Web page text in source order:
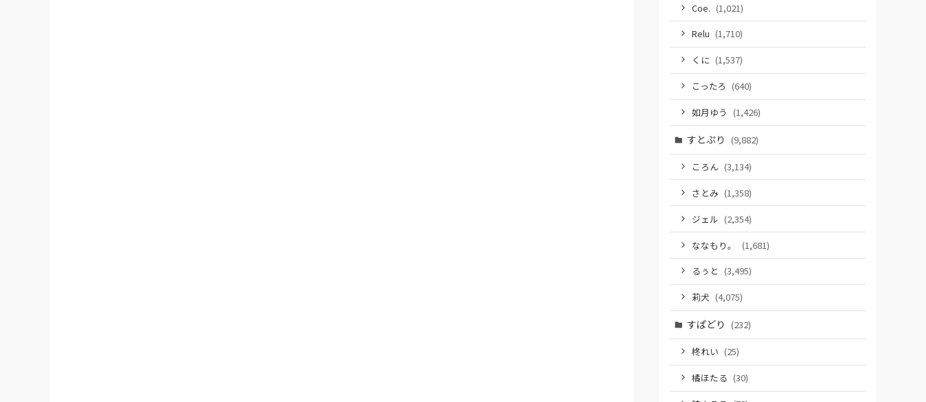
Coe. (1,021)
Relu (1,710)
くに (1,537)
こったろ (640)
如月ゆう (1,426)
すとぷり (9,882)
ころん (3,134)
さとみ (1,358)
ジェル (2,354)
ななもり。
(1,681)
るぅと (3,495)
莉犬 (4,075)
すぱどり (232)
柊れい (25)
橘ほたる (30)